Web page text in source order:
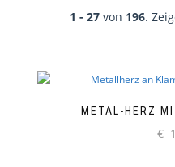
1 - 27 von 196.
METAL-HERZ
€